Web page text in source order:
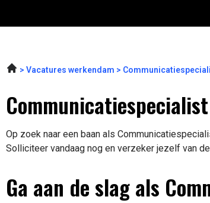
Vacatures werkendam
Op zoek naar een baan als
Solliciteer vandaag nog en verzeker jezelf van
Ga aan de slag als